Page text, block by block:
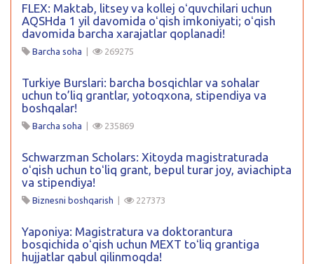
FLEX: Maktab, litsey va kollej oʻquvchilari uchun
AQSHda 1 yil davomida oʻqish imkoniyati; oʻqish
davomida barcha xarajatlar qoplanadi!
Barcha soha | 269275
Turkiye Burslari: barcha bosqichlar va sohalar
uchun to’liq grantlar, yotoqxona, stipendiya va
boshqalar!
Barcha soha | 235869
Schwarzman Scholars: Xitoyda magistraturada
oʻqish uchun toʻliq grant, bepul turar joy, aviachipta
va stipendiya!
Biznesni boshqarish | 227373
Yaponiya: Magistratura va doktorantura
bosqichida oʻqish uchun MEXT toʻliq grantiga
hujjatlar qabul qilinmoqda!